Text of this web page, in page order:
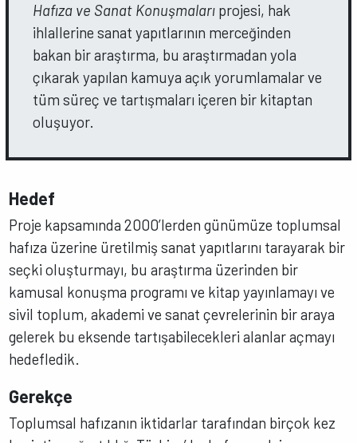
Hafıza ve Sanat Konuşmaları projesi, hak
ihlallerine sanat yapıtlarının merceğinden
bakan bir araştırma, bu araştırmadan yola
çıkarak yapılan kamuya açık yorumlamalar ve
tüm süreç ve tartışmaları içeren bir kitaptan
oluşuyor.
Hedef
Proje kapsamında 2000’lerden günümüze toplumsal
hafıza üzerine üretilmiş sanat yapıtlarını tarayarak bir
seçki oluşturmayı, bu araştırma üzerinden bir
kamusal konuşma programı ve kitap yayınlamayı ve
sivil toplum, akademi ve sanat çevrelerinin bir araya
gelerek bu eksende tartışabilecekleri alanlar açmayı
hedefledik.
Gerekçe
Toplumsal hafızanın iktidarlar tarafından birçok kez